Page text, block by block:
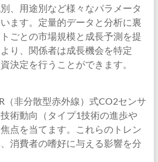
、用途別など様々なパラメータ
ます。定量的データと分析に裏
ごとの市場規模と成長予測を提
り、関係者は成長機会を特定
決定を行うことができます。
（非分散型赤外線）式CO2センサ
術動向（タイプ1技術の進歩や
点を当てます。これらのトレン
消費者の嗜好に与える影響を分